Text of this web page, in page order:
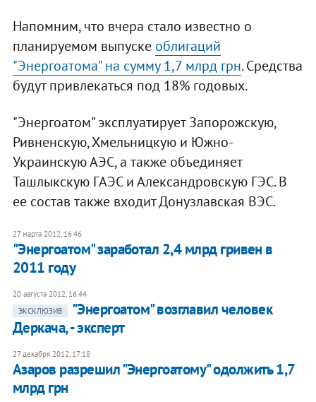
Напомним, что вчера стало известно о
планируемом выпуске облигаций
"Энергоатома" на сумму 1,7 млрд грн. Средства
будут привлекаться под 18% годовых.
"Энергоатом" эксплуатирует Запорожскую,
Ривненскую, Хмельницкую и Южно-
Украинскую АЭС, а также объединяет
Ташлыкскую ГАЭС и Александровскую ГЭС. В
ее состав также входит Донузлавская ВЭС.
27 марта 2012, 16:46
"Энергоатом" заработал 2,4 млрд гривен в
2011 году
20 августа 2012, 16:44
ЭКСКЛЮЗИВ
"Энергоатом" возглавил человек
Деркача, - эксперт
27 декабря 2012, 17:18
Азаров разрешил "Энергоатому" одолжить 1,7
млрд грн